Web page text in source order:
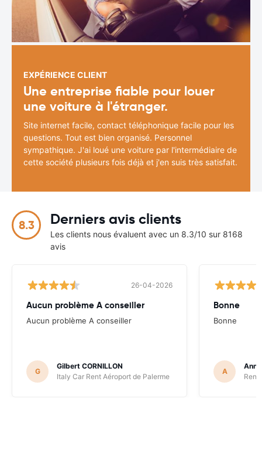
EXPÉRIENCE CLIENT
Une entreprise fiable pour louer
une voiture à l'étranger.
Site internet facile, contact téléphonique facile pour les
questions. Tout est bien organisé. Personnel
sympathique. J'ai loué une voiture par l'intermédiaire de
cette société plusieurs fois déjà et j'en suis très satisfait.
8.3 Derniers avis clients
Les clients nous évaluent avec un 8.3/10 sur 8168
avis
26-04-2026
Aucun problème A conseiller
Aucun problème A conseiller
G
Gilbert CORNILLON
Italy Car Rent Aéroport de Palerme
Bonne
Bonne
A